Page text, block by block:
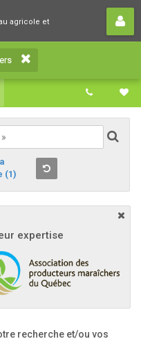
agricole et
réseau agricole et
(1)
expertise
recherche et/ou vos